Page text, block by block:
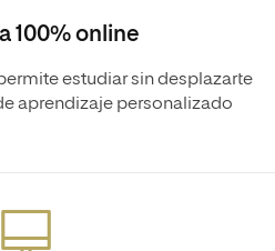
100% online
estudiar sin desplazarte
aprendizaje personalizado